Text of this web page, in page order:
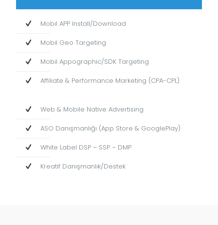
Mobil APP Install/Download
Mobil Geo Targeting
Mobil Appographic/SDK Targeting
Affiliate & Performance Marketing (CPA-CPL)
Web & Mobile Native Advertising
ASO Danışmanlığı (App Store & GooglePlay)
White Label DSP – SSP – DMP
Kreatif Danışmanlık/Destek